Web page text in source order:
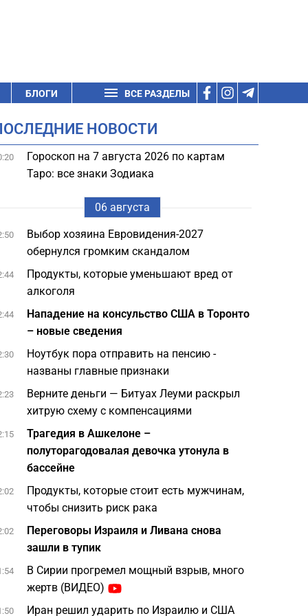
БЛОГИ ВСЕ РАЗДЕЛЫ
НОВОСТИ
Гороскоп на 7 августа 2026 по картам
Таро: все знаки Зодиака
06 августа
Выбор хозяина Евровидения-2027
обернулся громким скандалом
Продукты, которые уменьшают вред от
алкоголя
Нападение на консульство США в Торонто
– новые сведения
Ноутбук пора отправить на пенсию -
названы главные признаки
Верните деньги — Битуах Леуми раскрыл
хитрую схему с компенсациями
Трагедия в Ашкелоне –
полуторагодовалая девочка утонула в
бассейне
Продукты, которые стоит есть мужчинам,
чтобы снизить риск рака
Переговоры Израиля и Ливана снова
зашли в тупик
В Сирии прогремел мощный взрыв, много
жертв (ВИДЕО)
Иран решил ударить по Израилю и США